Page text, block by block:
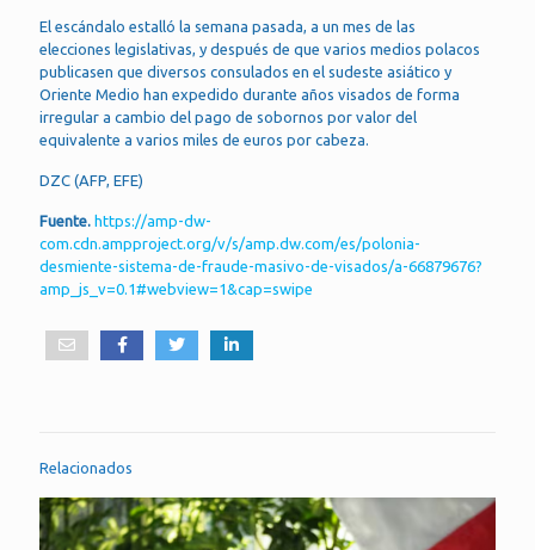
El escándalo estalló la semana pasada, a un mes de las
elecciones legislativas, y después de que varios medios polacos
publicasen que diversos consulados en el sudeste asiático y
Oriente Medio han expedido durante años visados de forma
irregular a cambio del pago de sobornos por valor del
equivalente a varios miles de euros por cabeza.
DZC (AFP, EFE)
Fuente. https://amp-dw-
com.cdn.ampproject.org/v/s/amp.dw.com/es/polonia-
desmiente-sistema-de-fraude-masivo-de-visados/a-66879676?
amp_js_v=0.1#webview=1&cap=swipe
Relacionados